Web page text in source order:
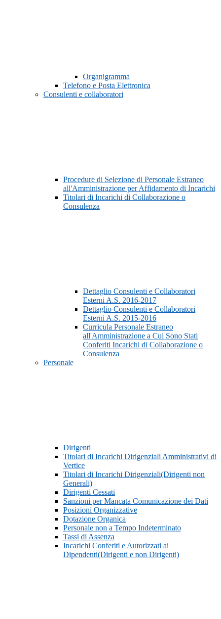
Organigramma
Telefono e Posta Elettronica
Consulenti e collaboratori
Procedure di Selezione di Personale Estraneo
all'Amministrazione per Affidamento di Incarichi
Titolari di Incarichi di Collaborazione o
Consulenza
Dettaglio Consulenti e Collaboratori
Esterni A.S. 2016-2017
Dettaglio Consulenti e Collaboratori
Esterni A.S. 2015-2016
Curricula Personale Estraneo
all'Amministrazione a Cui Sono Stati
Conferiti Incarichi di Collaborazione o
Consulenza
Personale
Dirigenti
Titolari di Incarichi Dirigenziali Amministrativi di
Vertice
Titolari di Incarichi Dirigenziali(Dirigenti non
Generali)
Dirigenti Cessati
Sanzioni per Mancata Comunicazione dei Dati
Posizioni Organizzative
Dotazione Organica
Personale non a Tempo Indeterminato
Tassi di Assenza
Incarichi Conferiti e Autorizzati ai
Dipendenti(Dirigenti e non Dirigenti)